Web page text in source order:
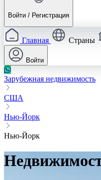
Войти / Регистрация
Главная Страны
Войти
Зарубежная недвижимость
США
Нью-Йорк
Нью-Йорк